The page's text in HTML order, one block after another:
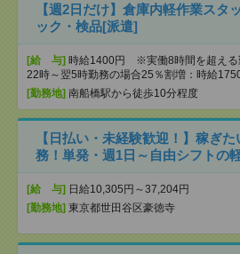
【週2日だけ】倉庫内軽作業ス
ック・検品[派遣]
[給 与] 時給1400円 ※実働8時間を超える
22時～翌5時勤務の場合25％割増：時給
[勤務地] 南船橋駅から徒歩10分程度
【日払い・未経験歓迎！】稼ぎ
務！単発・週1日～自由シフトの
[給 与] 日給10,305円～37,204円
[勤務地] 東京都世田谷区豪徳寺